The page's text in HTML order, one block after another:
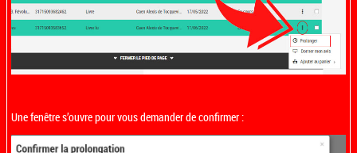
Une fenêtre s’ouvre pour vous demander de confirmer :